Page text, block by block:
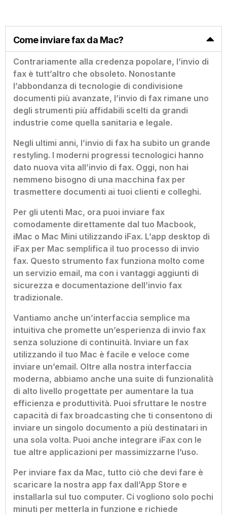
Come inviare fax da Mac?
Contrariamente alla credenza popolare, l’invio di
fax è tutt’altro che obsoleto. Nonostante
l’abbondanza di tecnologie di condivisione
documenti più avanzate, l’invio di fax rimane uno
degli strumenti più affidabili scelti da grandi
industrie come quella sanitaria e legale.
Negli ultimi anni, l’invio di fax ha subito un grande
restyling. I moderni progressi tecnologici hanno
dato nuova vita all’invio di fax. Oggi, non hai
nemmeno bisogno di una macchina fax per
trasmettere documenti ai tuoi clienti e colleghi.
Per gli utenti Mac, ora puoi inviare fax
comodamente direttamente dal tuo Macbook,
iMac o Mac Mini utilizzando iFax. L’app desktop di
iFax per Mac semplifica il tuo processo di invio
fax. Questo strumento fax funziona molto come
un servizio email, ma con i vantaggi aggiunti di
sicurezza e documentazione dell’invio fax
tradizionale.
Vantiamo anche un’interfaccia semplice ma
intuitiva che promette un’esperienza di invio fax
senza soluzione di continuità. Inviare un fax
utilizzando il tuo Mac è facile e veloce come
inviare un’email. Oltre alla nostra interfaccia
moderna, abbiamo anche una suite di funzionalità
di alto livello progettate per aumentare la tua
efficienza e produttività. Puoi sfruttare le nostre
capacità di fax broadcasting che ti consentono di
inviare un singolo documento a più destinatari in
una sola volta. Puoi anche integrare iFax con le
tue altre applicazioni per massimizzarne l’uso.
Per inviare fax da Mac, tutto ciò che devi fare è
scaricare la nostra app fax dall’App Store e
installarla sul tuo computer. Ci vogliono solo pochi
minuti per metterla in funzione e richiede